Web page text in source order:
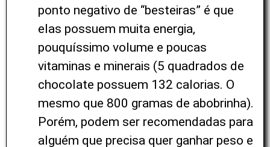
ponto negativo de “besteiras” é que
elas possuem muita energia,
pouquíssimo volume e poucas
vitaminas e minerais (5 quadrados de
chocolate possuem 132 calorias. O
mesmo que 800 gramas de abobrinha).
Porém, podem ser recomendadas para
alguém que precisa quer ganhar peso e